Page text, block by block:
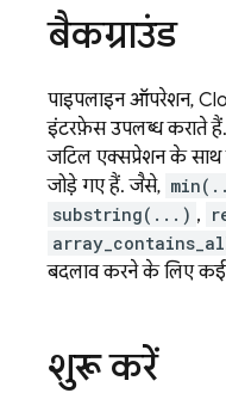
बैकग्राउंड
पाइपलाइन ऑपरेशन,
इंटरफ़ेस उपलब्ध कराते
जटिल एक्सप्रेशन के
जोड़े गए हैं. जैसे,
substring(...) ,
बदलाव करने के लिए कई
शुरू करें